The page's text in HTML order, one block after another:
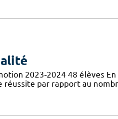
2023-2024 48 élèves
réussite par rapport au